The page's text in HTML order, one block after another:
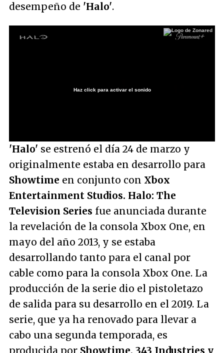
desempeño de 'Halo'.
Haz click para activar el sonido
'Halo' se estrenó el día 24 de marzo y
originalmente estaba en desarrollo para
Showtime en conjunto con Xbox
Entertainment Studios. Halo: The
Television Series fue anunciada durante
la revelación de la consola Xbox One, en
mayo del año 2013, y se estaba
desarrollando tanto para el canal por
cable como para la consola Xbox One. La
producción de la serie dio el pistoletazo
de salida para su desarrollo en el 2019. La
serie, que ya ha renovado para llevar a
cabo una segunda temporada, es
producida por Showtime, 343 Industries y